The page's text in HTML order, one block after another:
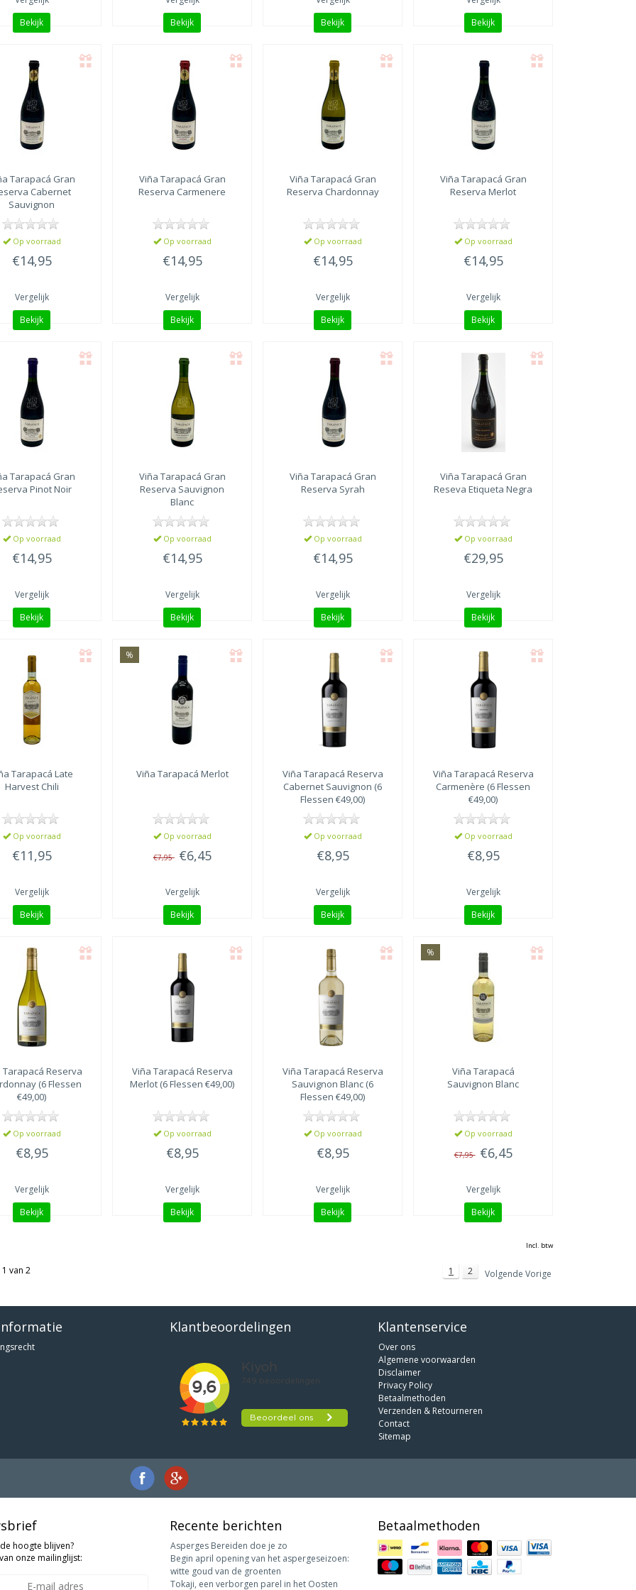
Bekijk
Bekijk
Bekijk
Bekijk
Tarapacá Gran
Cabernet
Sauvignon
Op voorraad
€14,95
Vergelijk
Bekijk
Viña Tarapacá Gran
Reserva Carmenere
Op voorraad
€14,95
Vergelijk
Bekijk
Viña Tarapacá Gran
Reserva Chardonnay
Op voorraad
€14,95
Vergelijk
Bekijk
Viña Tarapacá Gran
Reserva Merlot
Op voorraad
€14,95
Vergelijk
Bekijk
Tarapacá Gran
Pinot Noir
Op voorraad
€14,95
Vergelijk
Bekijk
Viña Tarapacá Gran
Reserva Sauvignon
Blanc
Op voorraad
€14,95
Vergelijk
Bekijk
Viña Tarapacá Gran
Reserva Syrah
Op voorraad
€14,95
Vergelijk
Bekijk
Viña Tarapacá Gran
Reseva Etiqueta Negra
Op voorraad
€29,95
Vergelijk
Bekijk
Tarapacá Late
Harvest Chili
Op voorraad
€11,95
Vergelijk
Bekijk
%
Viña Tarapacá Merlot
Op voorraad
€7,95 €6,45
Vergelijk
Bekijk
Viña Tarapacá Reserva
Cabernet Sauvignon (6
Flessen €49,00)
Op voorraad
€8,95
Vergelijk
Bekijk
Viña Tarapacá Reserva
Carmenère (6 Flessen
€49,00)
Op voorraad
€8,95
Vergelijk
Bekijk
Tarapacá Reserva
(6 Flessen
€49,00)
Op voorraad
€8,95
Vergelijk
Bekijk
Viña Tarapacá Reserva
Merlot (6 Flessen €49,00)
Op voorraad
€8,95
Vergelijk
Bekijk
Viña Tarapacá Reserva
Sauvignon Blanc (6
Flessen €49,00)
Op voorraad
€8,95
Vergelijk
Bekijk
%
Viña Tarapacá
Sauvignon Blanc
Op voorraad
€7,95 €6,45
Vergelijk
Bekijk
Incl. btw
van 2 1 2 Volgende Vorige
Klantbeoordelingen Klantenservice
Over ons
Algemene voorwaarden
Disclaimer
Privacy Policy
Betaalmethoden
Verzenden & Retourneren
Contact
Sitemap
hoogte blijven?
onze mailinglijst:
Recente berichten
Asperges Bereiden doe je zo
Begin april opening van het aspergeseizoen:
witte goud van de groenten
Tokaji, een verborgen parel in het Oosten
Betaalmethoden